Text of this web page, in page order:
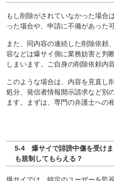
もし削除がされていなかった場合
った場合や、申請に不備があった
また、同内容の連続した削除依頼
容などは爆サイ側に業務妨害と判
しまいます。ご自身の削除依頼内
このような場合は、内容を見直し
処分、発信者情報開示請求など別
ます。まずは、専門の弁護士への
5-4 爆サイで誹謗中傷を受け
も規制してもらえる？